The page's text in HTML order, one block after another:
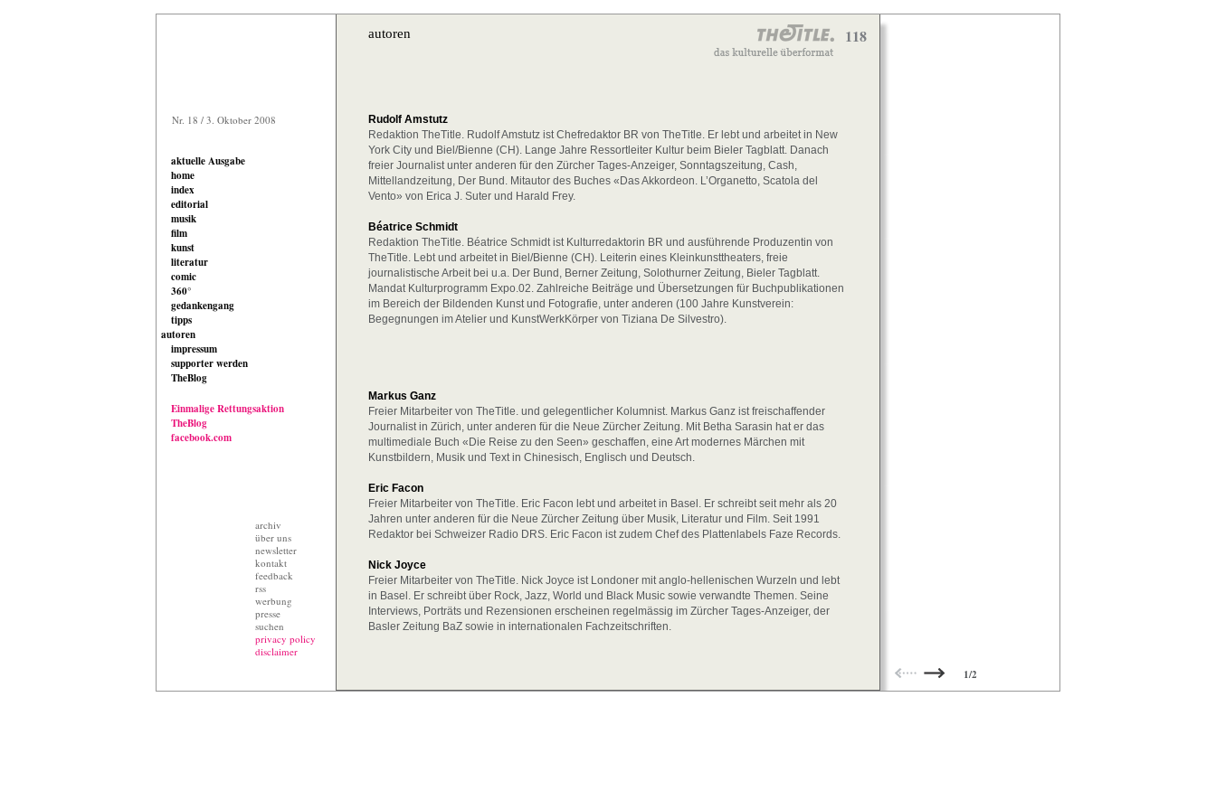
1/2
118
Nr. 18 / 3. Oktober 2008
aktuelle Ausgabe
home
index
editorial
musik
film
kunst
literatur
comic
360°
gedankengang
tipps
autoren
impressum
supporter werden
TheBlog
Einmalige Rettungsaktion
TheBlog
facebook.com
archiv
über uns
newsletter
kontakt
feedback
rss
werbung
presse
suchen
privacy policy
disclaimer
autoren
Rudolf Amstutz
Redaktion TheTitle. Rudolf Amstutz ist Chefredaktor BR von TheTitle. Er lebt und arbeitet in New
York City und Biel/Bienne (CH). Lange Jahre Ressortleiter Kultur beim Bieler Tagblatt. Danach
freier Journalist unter anderen für den Zürcher Tages-Anzeiger, Sonntagszeitung, Cash,
Mittellandzeitung, Der Bund. Mitautor des Buches «Das Akkordeon. L’Organetto, Scatola del
Vento» von Erica J. Suter und Harald Frey.
Béatrice Schmidt
Redaktion TheTitle. Béatrice Schmidt ist Kulturredaktorin BR und ausführende Produzentin von
TheTitle. Lebt und arbeitet in Biel/Bienne (CH). Leiterin eines Kleinkunsttheaters, freie
journalistische Arbeit bei u.a. Der Bund, Berner Zeitung, Solothurner Zeitung, Bieler Tagblatt.
Mandat Kulturprogramm Expo.02. Zahlreiche Beiträge und Übersetzungen für Buchpublikationen
im Bereich der Bildenden Kunst und Fotografie, unter anderen (100 Jahre Kunstverein:
Begegnungen im Atelier und KunstWerkKörper von Tiziana De Silvestro).
Markus Ganz
Freier Mitarbeiter von TheTitle. und gelegentlicher Kolumnist. Markus Ganz ist freischaffender
Journalist in Zürich, unter anderen für die Neue Zürcher Zeitung. Mit Betha Sarasin hat er das
multimediale Buch «Die Reise zu den Seen» geschaffen, eine Art modernes Märchen mit
Kunstbildern, Musik und Text in Chinesisch, Englisch und Deutsch.
Eric Facon
Freier Mitarbeiter von TheTitle. Eric Facon lebt und arbeitet in Basel. Er schreibt seit mehr als 20
Jahren unter anderen für die Neue Zürcher Zeitung über Musik, Literatur und Film. Seit 1991
Redaktor bei Schweizer Radio DRS. Eric Facon ist zudem Chef des Plattenlabels Faze Records.
Nick Joyce
Freier Mitarbeiter von TheTitle. Nick Joyce ist Londoner mit anglo-hellenischen Wurzeln und lebt
in Basel. Er schreibt über Rock, Jazz, World und Black Music sowie verwandte Themen. Seine
Interviews, Porträts und Rezensionen erscheinen regelmässig im Zürcher Tages-Anzeiger, der
Basler Zeitung BaZ sowie in internationalen Fachzeitschriften.